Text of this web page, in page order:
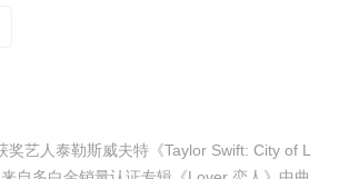
奖艺人泰勒斯威夫特《Taylor Swift: City of L